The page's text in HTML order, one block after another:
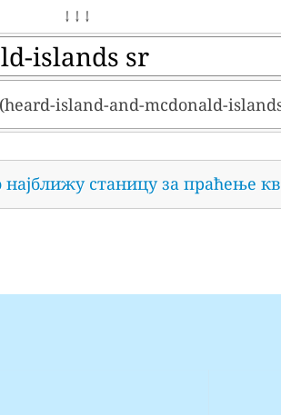
↓ ↓ ↓
island-and-mcdonald-
станицу за праћење